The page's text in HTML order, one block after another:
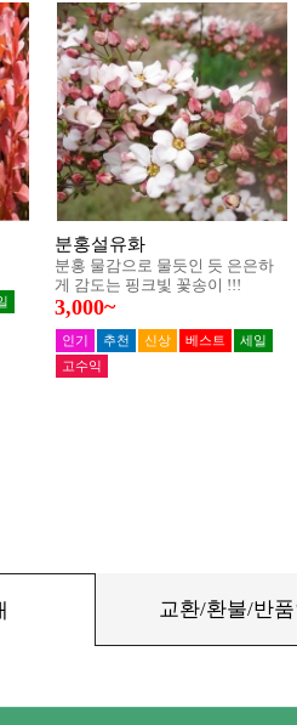
교환/환불/반